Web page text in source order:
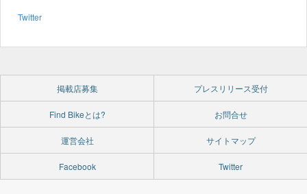
Twitter
掲載店募集 プレスリリース受付
Find Bikeとは? お問合せ
運営会社 サイトマップ
Facebook Twitter